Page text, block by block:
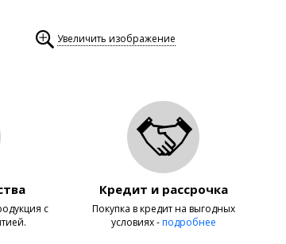
Увеличить изображение
с
Кредит и рассрочка
Покупка в кредит на выгодных
условиях -подробнее